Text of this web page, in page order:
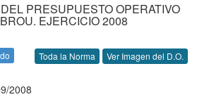
PRESUPUESTO OPERATIVO
EJERCICIO 2008
Toda la Norma Ver Imagen del D.O.
2008